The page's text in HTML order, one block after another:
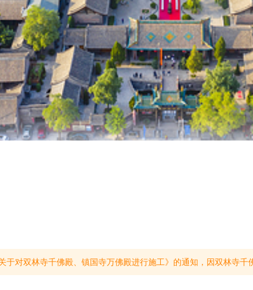
保护修缮。镇国寺万佛殿修缮工期:2026年7月至2027年9月；双林寺千佛殿修缮工期:2026年7月至2028年9月。为加强文物保护和确保游客人身安全，届时将对双林寺千佛殿、镇国寺万佛